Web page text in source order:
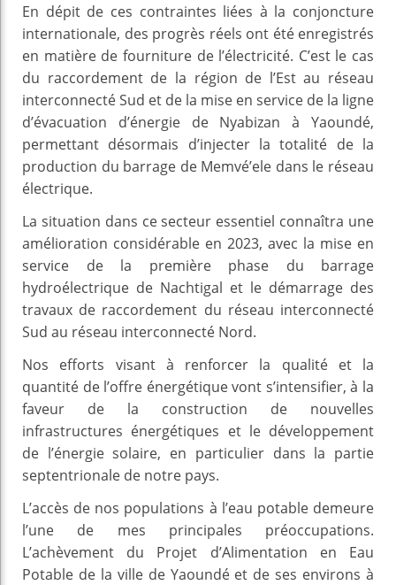
En dépit de ces contraintes liées à la conjoncture
internationale, des progrès réels ont été enregistrés
en matière de fourniture de l’électricité. C’est le cas
du raccordement de la région de l’Est au réseau
interconnecté Sud et de la mise en service de la ligne
d’évacuation d’énergie de Nyabizan à Yaoundé,
permettant désormais d’injecter la totalité de la
production du barrage de Memvé’ele dans le réseau
électrique.
La situation dans ce secteur essentiel connaîtra une
amélioration considérable en 2023, avec la mise en
service de la première phase du barrage
hydroélectrique de Nachtigal et le démarrage des
travaux de raccordement du réseau interconnecté
Sud au réseau interconnecté Nord.
Nos efforts visant à renforcer la qualité et la
quantité de l’offre énergétique vont s’intensifier, à la
faveur de la construction de nouvelles
infrastructures énergétiques et le développement
de l’énergie solaire, en particulier dans la partie
septentrionale de notre pays.
L’accès de nos populations à l’eau potable demeure
l’une de mes principales préoccupations.
L’achèvement du Projet d’Alimentation en Eau
Potable de la ville de Yaoundé et de ses environs à